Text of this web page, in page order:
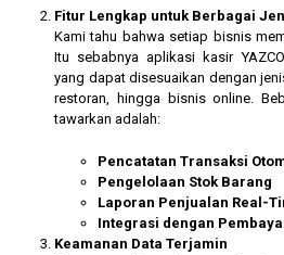
Fitur Lengkap untuk Berbagai
Kami tahu bahwa setiap bisnis
Itu sebabnya aplikasi kasir
yang dapat disesuaikan dengan
restoran, hingga bisnis online.
tawarkan adalah:
Pencatatan Transaksi
Pengelolaan Stok Barang
Laporan Penjualan Real-
Integrasi dengan
Keamanan Data Terjamin